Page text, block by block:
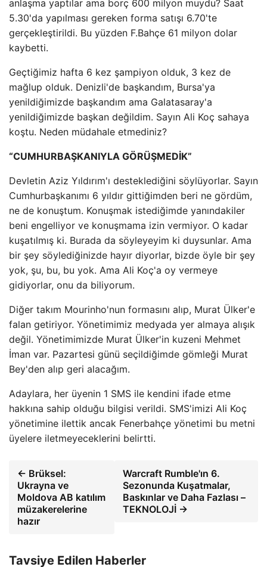
anlaşma yaptılar ama borç 600 milyon muydu? Saat
5.30'da yapılması gereken forma satışı 6.70'te
gerçekleştirildi. Bu yüzden F.Bahçe 61 milyon dolar
kaybetti.
Geçtiğimiz hafta 6 kez şampiyon olduk, 3 kez de
mağlup olduk. Denizli'de başkandım, Bursa'ya
yenildiğimizde başkandım ama Galatasaray'a
yenildiğimizde başkan değildim. Sayın Ali Koç sahaya
koştu. Neden müdahale etmediniz?
“CUMHURBAŞKANIYLA GÖRÜŞMEDİK”
Devletin Aziz Yıldırım'ı desteklediğini söylüyorlar. Sayın
Cumhurbaşkanımı 6 yıldır gittiğimden beri ne gördüm,
ne de konuştum. Konuşmak istediğimde yanındakiler
beni engelliyor ve konuşmama izin vermiyor. O kadar
kuşatılmış ki. Burada da söyleyeyim ki duysunlar. Ama
bir şey söylediğinizde hayır diyorlar, bizde öyle bir şey
yok, şu, bu, bu yok. Ama Ali Koç'a oy vermeye
gidiyorlar, onu da biliyorum.
Diğer takım Mourinho'nun formasını alıp, Murat Ülker'e
falan getiriyor. Yönetimimiz medyada yer almaya alışık
değil. Yönetimimizde Murat Ülker'in kuzeni Mehmet
İman var. Pazartesi günü seçildiğimde gömleği Murat
Bey'den alıp geri alacağım.
Adaylara, her üyenin 1 SMS ile kendini ifade etme
hakkına sahip olduğu bilgisi verildi. SMS'imizi Ali Koç
yönetimine ilettik ancak Fenerbahçe yönetimi bu metni
üyelere iletmeyeceklerini belirtti.
← Brüksel:
Ukrayna ve
Moldova AB katılım
müzakerelerine
hazır
Warcraft Rumble'ın 6.
Sezonunda Kuşatmalar,
Baskınlar ve Daha Fazlası –
TEKNOLOJİ →
Tavsiye Edilen Haberler